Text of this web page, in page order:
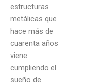
estructuras
metálicas que
hace más de
cuarenta años
viene
cumpliendo el
sueño de